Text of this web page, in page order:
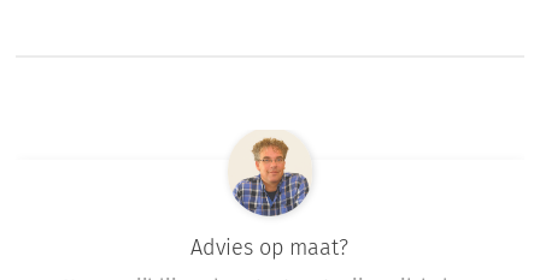
Advies op maat?